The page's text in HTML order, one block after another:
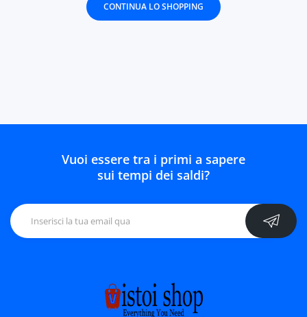
CONTINUA LO SHOPPING
Vuoi essere tra i primi a sapere
sui tempi dei saldi?